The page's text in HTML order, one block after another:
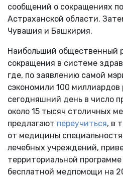
сообщений о сокращениях
Астраханской области.
Чувашия и Башкирия.
Наибольший общественный
сокращения в системе
где, по заявлению самой
сэкономили 100 миллиардов
сегодняшний день в число
около 15 тысяч столичных
предлагают переучиться, в
от медицины
лечебных учреждений,
территориальной
бесплатной медпомощи на